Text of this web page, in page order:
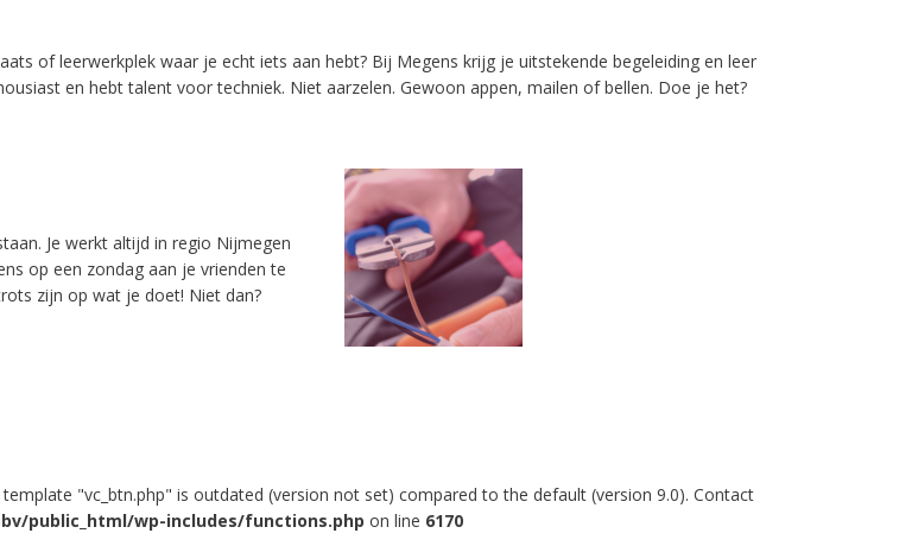
of leerwerkplek waar je echt iets aan hebt? Bij Megens krijg je uitstekende begeleiding en leer
en hebt talent voor techniek. Niet aarzelen. Gewoon appen, mailen of bellen. Doe je het?
Je werkt altijd in regio Nijmegen
op een zondag aan je vrienden te
zijn op wat je doet! Niet dan?
"vc_btn.php" is outdated (version not set) compared to the default (version 9.0). Contact
public_html/wp-includes/functions.php on line 6170